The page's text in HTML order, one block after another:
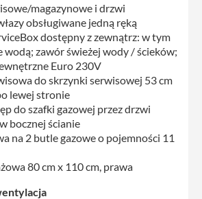
magazynowe i drzwi
obsługiwane jedną ręką
dostępny z zewnątrz: w tym
wodą; zawór świeżej wody / ścieków;
Euro 230V
do skrzynki serwisowej 53 cm
lewej stronie
do szafki gazowej przez drzwi
bocznej ścianie
na 2 butle gazowe o pojemności 11
80 cm x 110 cm, prawa